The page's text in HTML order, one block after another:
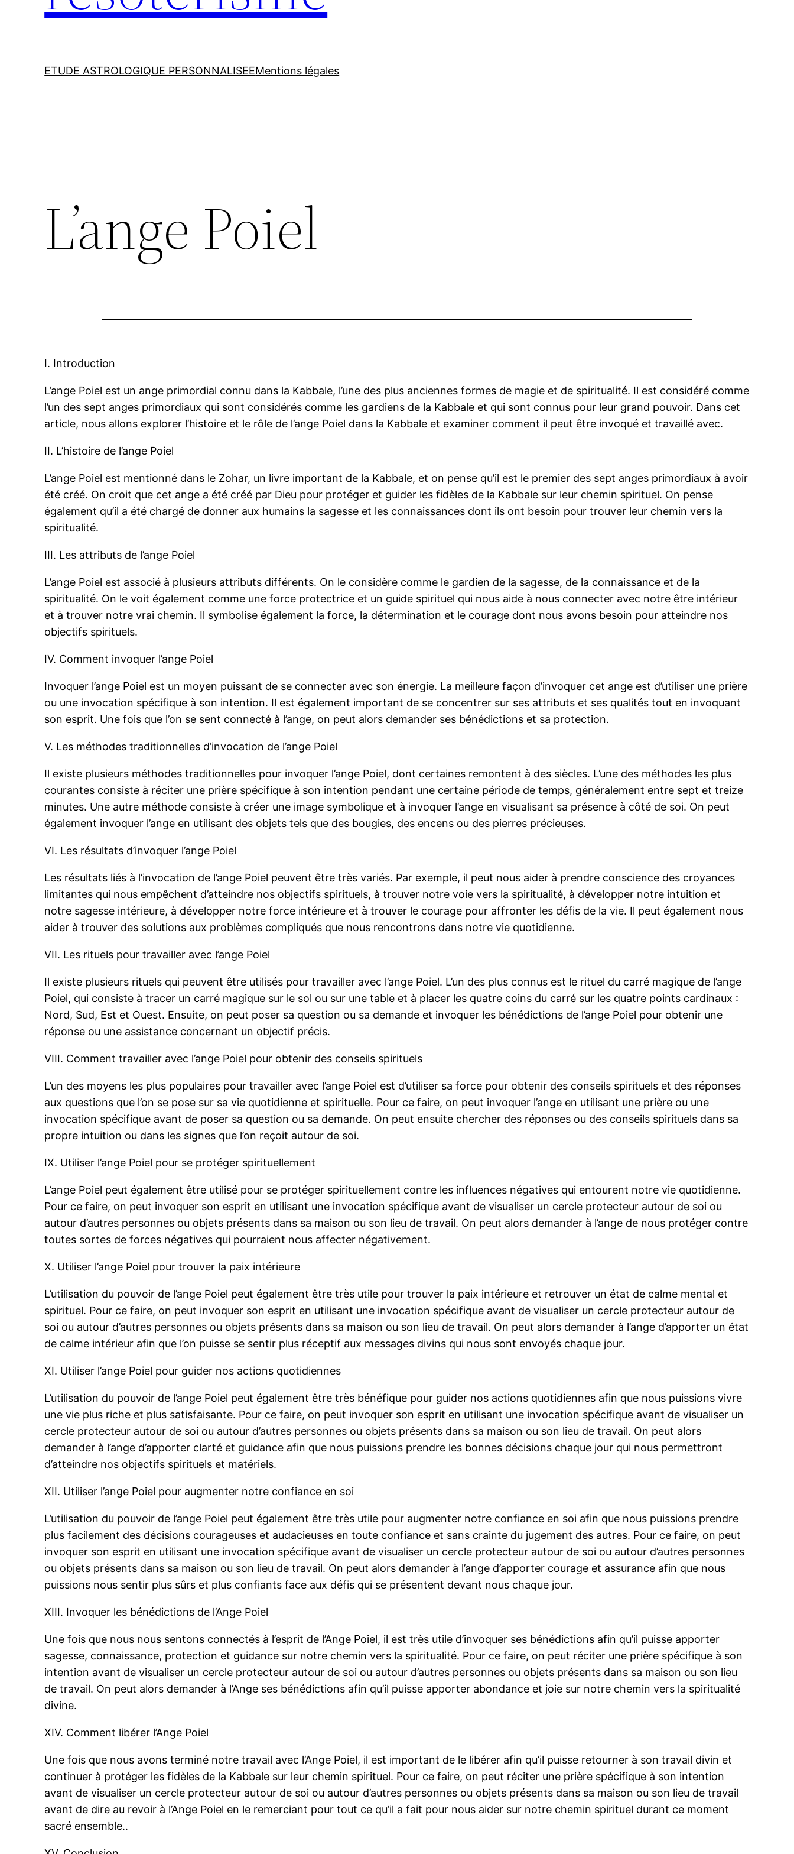
ETUDE ASTROLOGIQUE PERSONNALISEEMentions légales
L’ange Poiel
I. Introduction
L’ange Poiel est un ange primordial connu dans la Kabbale, l’une des plus anciennes formes de magie et de spiritualité. Il est considéré comme
l’un des sept anges primordiaux qui sont considérés comme les gardiens de la Kabbale et qui sont connus pour leur grand pouvoir. Dans cet
article, nous allons explorer l’histoire et le rôle de l’ange Poiel dans la Kabbale et examiner comment il peut être invoqué et travaillé avec.
II. L’histoire de l’ange Poiel
L’ange Poiel est mentionné dans le Zohar, un livre important de la Kabbale, et on pense qu’il est le premier des sept anges primordiaux à avoir
été créé. On croit que cet ange a été créé par Dieu pour protéger et guider les fidèles de la Kabbale sur leur chemin spirituel. On pense
également qu’il a été chargé de donner aux humains la sagesse et les connaissances dont ils ont besoin pour trouver leur chemin vers la
spiritualité.
III. Les attributs de l’ange Poiel
L’ange Poiel est associé à plusieurs attributs différents. On le considère comme le gardien de la sagesse, de la connaissance et de la
spiritualité. On le voit également comme une force protectrice et un guide spirituel qui nous aide à nous connecter avec notre être intérieur
et à trouver notre vrai chemin. Il symbolise également la force, la détermination et le courage dont nous avons besoin pour atteindre nos
objectifs spirituels.
IV. Comment invoquer l’ange Poiel
Invoquer l’ange Poiel est un moyen puissant de se connecter avec son énergie. La meilleure façon d’invoquer cet ange est d’utiliser une prière
ou une invocation spécifique à son intention. Il est également important de se concentrer sur ses attributs et ses qualités tout en invoquant
son esprit. Une fois que l’on se sent connecté à l’ange, on peut alors demander ses bénédictions et sa protection.
V. Les méthodes traditionnelles d’invocation de l’ange Poiel
Il existe plusieurs méthodes traditionnelles pour invoquer l’ange Poiel, dont certaines remontent à des siècles. L’une des méthodes les plus
courantes consiste à réciter une prière spécifique à son intention pendant une certaine période de temps, généralement entre sept et treize
minutes. Une autre méthode consiste à créer une image symbolique et à invoquer l’ange en visualisant sa présence à côté de soi. On peut
également invoquer l’ange en utilisant des objets tels que des bougies, des encens ou des pierres précieuses.
VI. Les résultats d’invoquer l’ange Poiel
Les résultats liés à l’invocation de l’ange Poiel peuvent être très variés. Par exemple, il peut nous aider à prendre conscience des croyances
limitantes qui nous empêchent d’atteindre nos objectifs spirituels, à trouver notre voie vers la spiritualité, à développer notre intuition et
notre sagesse intérieure, à développer notre force intérieure et à trouver le courage pour affronter les défis de la vie. Il peut également nous
aider à trouver des solutions aux problèmes compliqués que nous rencontrons dans notre vie quotidienne.
VII. Les rituels pour travailler avec l’ange Poiel
Il existe plusieurs rituels qui peuvent être utilisés pour travailler avec l’ange Poiel. L’un des plus connus est le rituel du carré magique de l’ange
Poiel, qui consiste à tracer un carré magique sur le sol ou sur une table et à placer les quatre coins du carré sur les quatre points cardinaux :
Nord, Sud, Est et Ouest. Ensuite, on peut poser sa question ou sa demande et invoquer les bénédictions de l’ange Poiel pour obtenir une
réponse ou une assistance concernant un objectif précis.
VIII. Comment travailler avec l’ange Poiel pour obtenir des conseils spirituels
L’un des moyens les plus populaires pour travailler avec l’ange Poiel est d’utiliser sa force pour obtenir des conseils spirituels et des réponses
aux questions que l’on se pose sur sa vie quotidienne et spirituelle. Pour ce faire, on peut invoquer l’ange en utilisant une prière ou une
invocation spécifique avant de poser sa question ou sa demande. On peut ensuite chercher des réponses ou des conseils spirituels dans sa
propre intuition ou dans les signes que l’on reçoit autour de soi.
IX. Utiliser l’ange Poiel pour se protéger spirituellement
L’ange Poiel peut également être utilisé pour se protéger spirituellement contre les influences négatives qui entourent notre vie quotidienne.
Pour ce faire, on peut invoquer son esprit en utilisant une invocation spécifique avant de visualiser un cercle protecteur autour de soi ou
autour d’autres personnes ou objets présents dans sa maison ou son lieu de travail. On peut alors demander à l’ange de nous protéger contre
toutes sortes de forces négatives qui pourraient nous affecter négativement.
X. Utiliser l’ange Poiel pour trouver la paix intérieure
L’utilisation du pouvoir de l’ange Poiel peut également être très utile pour trouver la paix intérieure et retrouver un état de calme mental et
spirituel. Pour ce faire, on peut invoquer son esprit en utilisant une invocation spécifique avant de visualiser un cercle protecteur autour de
soi ou autour d’autres personnes ou objets présents dans sa maison ou son lieu de travail. On peut alors demander à l’ange d’apporter un état
de calme intérieur afin que l’on puisse se sentir plus réceptif aux messages divins qui nous sont envoyés chaque jour.
XI. Utiliser l’ange Poiel pour guider nos actions quotidiennes
L’utilisation du pouvoir de l’ange Poiel peut également être très bénéfique pour guider nos actions quotidiennes afin que nous puissions vivre
une vie plus riche et plus satisfaisante. Pour ce faire, on peut invoquer son esprit en utilisant une invocation spécifique avant de visualiser un
cercle protecteur autour de soi ou autour d’autres personnes ou objets présents dans sa maison ou son lieu de travail. On peut alors
demander à l’ange d’apporter clarté et guidance afin que nous puissions prendre les bonnes décisions chaque jour qui nous permettront
d’atteindre nos objectifs spirituels et matériels.
XII. Utiliser l’ange Poiel pour augmenter notre confiance en soi
L’utilisation du pouvoir de l’ange Poiel peut également être très utile pour augmenter notre confiance en soi afin que nous puissions prendre
plus facilement des décisions courageuses et audacieuses en toute confiance et sans crainte du jugement des autres. Pour ce faire, on peut
invoquer son esprit en utilisant une invocation spécifique avant de visualiser un cercle protecteur autour de soi ou autour d’autres personnes
ou objets présents dans sa maison ou son lieu de travail. On peut alors demander à l’ange d’apporter courage et assurance afin que nous
puissions nous sentir plus sûrs et plus confiants face aux défis qui se présentent devant nous chaque jour.
XIII. Invoquer les bénédictions de l’Ange Poiel
Une fois que nous nous sentons connectés à l’esprit de l’Ange Poiel, il est très utile d’invoquer ses bénédictions afin qu’il puisse apporter
sagesse, connaissance, protection et guidance sur notre chemin vers la spiritualité. Pour ce faire, on peut réciter une prière spécifique à son
intention avant de visualiser un cercle protecteur autour de soi ou autour d’autres personnes ou objets présents dans sa maison ou son lieu
de travail. On peut alors demander à l’Ange ses bénédictions afin qu’il puisse apporter abondance et joie sur notre chemin vers la spiritualité
divine.
XIV. Comment libérer l’Ange Poiel
Une fois que nous avons terminé notre travail avec l’Ange Poiel, il est important de le libérer afin qu’il puisse retourner à son travail divin et
continuer à protéger les fidèles de la Kabbale sur leur chemin spirituel. Pour ce faire, on peut réciter une prière spécifique à son intention
avant de visualiser un cercle protecteur autour de soi ou autour d’autres personnes ou objets présents dans sa maison ou son lieu de travail
avant de dire au revoir à l’Ange Poiel en le remerciant pour tout ce qu’il a fait pour nous aider sur notre chemin spirituel durant ce moment
sacré ensemble..